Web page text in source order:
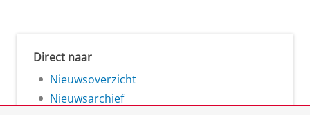
Direct naar
Nieuwsoverzicht
Nieuwsarchief